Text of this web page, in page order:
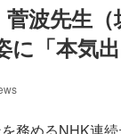
菅波先生
に「本気